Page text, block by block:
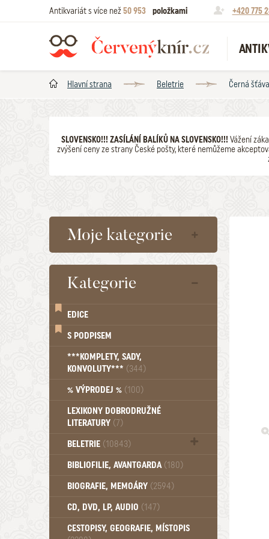
Antikvariát s více než50 953 položkami +420 775
Hlavní strana Beletrie Černá
SLOVENSKO!!! ZASÍLÁNÍ BALÍKŮ NA SLOVENSKO!!! Vážení
zvýšení ceny ze strany České pošty, které nemůžeme
Moje kategorie
Kategorie
EDICE
S PODPISEM
***KOMPLETY, SADY,
KONVOLUTY*** (344)
% VÝPRODEJ % (100)
LEXIKONY DOBRODRUŽNÉ
LITERATURY (7)
BELETRIE (10843)
Beletrie - Historická (1388)
Beletrie - Povídky (1758)
Beletrie - Válečné romány (489)
Beletrie - Ženské a dívčí romány
BIBLIOFILIE, AVANTGARDA (180)
BIOGRAFIE, MEMOÁRY (2594)
CD, DVD, LP, AUDIO (147)
CESTOPISY, GEOGRAFIE, MÍSTOPIS